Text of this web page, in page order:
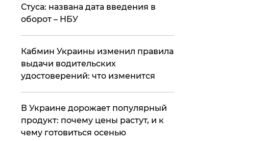
Стуса: названа дата введения в
оборот – НБУ
Кабмин Украины изменил правила
выдачи водительских
удостоверений: что изменится
В Украине дорожает популярный
продукт: почему цены растут, и к
чему готовиться осенью